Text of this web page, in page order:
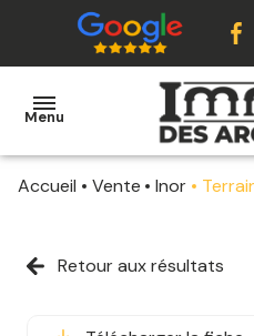
Menu
VENTE
Accueil Vente Inor
Retour aux résultats